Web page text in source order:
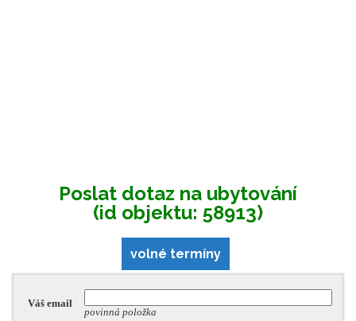
Poslat dotaz na ubytování
(id objektu: 58913)
volné termíny